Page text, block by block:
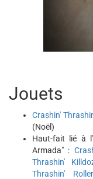
Jouets
Crashin'
(Noël)
Haut-fait lié à
Armada" :
Thrashin'
Thrashin'